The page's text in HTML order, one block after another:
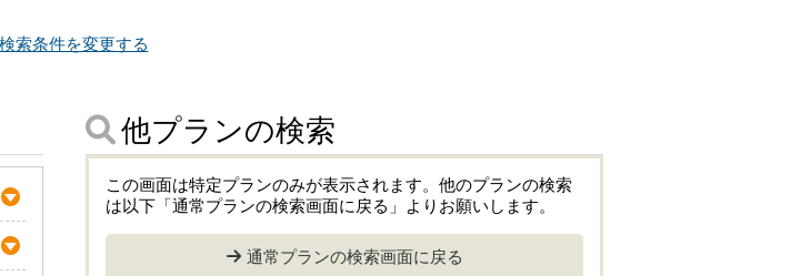
検索条件を変更する
他プランの検索
この画面は特定プランのみが表示されます。他のプランの検索
は以下「通常プランの検索画面に戻る」よりお願いします。
通常プランの検索画面に戻る